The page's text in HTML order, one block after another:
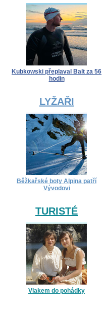
Kubkowski přeplaval Balt za 56
hodin
LYŽAŘI
Běžkařské boty Alpina patří
Vývodovi
TURISTÉ
Vlakem do pohádky